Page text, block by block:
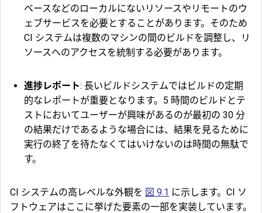
ベースなどのローカルにないリソースやリモートのウ
ェブサービスを必要とすることがあります。そのため
CI システムは複数のマシンの間のビルドを調整し、リ
ソースへのアクセスを統制する必要があります。
進捗レポート: 長いビルドシステムではビルドの定期
的なレポートが重要となります。5 時間のビルドとテ
ストにおいてユーザーが興味があるのが最初の 30 分
の結果だけであるような場合には、結果を見るために
実行の終了を待たなくてはいけないのは時間の無駄で
す。
CI システムの高レベルな外観を 図 9.1 に示します。CI ソ
フトウェアはここに挙げた要素の一部を実装しています。